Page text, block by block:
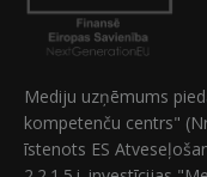
Mediju uzņēmums
kompetenču centrs"
īstenots ES